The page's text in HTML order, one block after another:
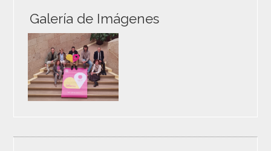
Galería de Imágenes